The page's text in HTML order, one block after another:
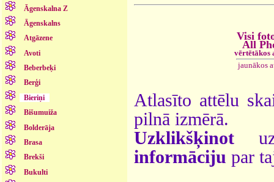
Āgenskalna Z
Āgenskalns
Atgāzene
Avoti
Beberbeķi
Berģi
Bieriņi
Bišumuiža
Bolderāja
Brasa
Brekši
Bukulti
Visi
All
vērtētākos
jaunākos
Atlasīto attēlu
pilnā izmērā.
Uzklikšķinot
informāciju par